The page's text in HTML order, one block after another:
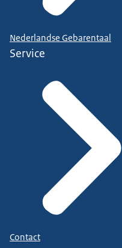
Nederlandse Gebarentaal
Service
Contact